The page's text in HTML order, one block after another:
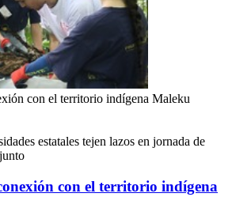
con el territorio indígena Maleku
estatales tejen lazos en jornada de
con el territorio indígena